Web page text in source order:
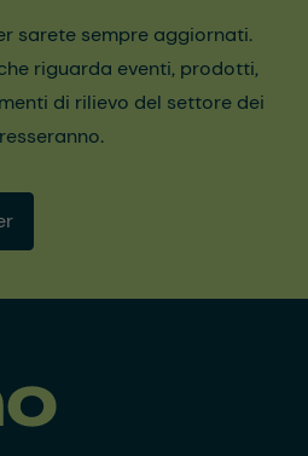
sarete sempre aggiornati.
riguarda eventi, prodotti,
di rilievo del settore dei